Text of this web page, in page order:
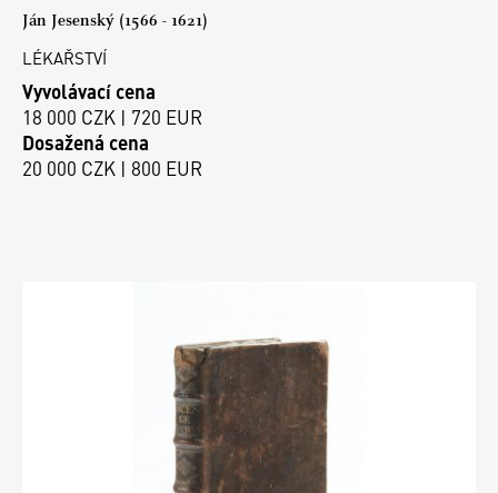
Ján Jesenský (1566 - 1621)
LÉKAŘSTVÍ
Vyvolávací cena
18 000 CZK | 720 EUR
Dosažená cena
20 000 CZK | 800 EUR